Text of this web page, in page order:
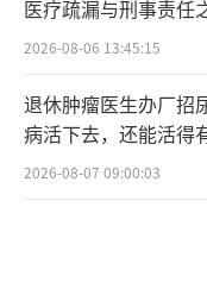
医疗疏漏与刑事责任
2026-08-06 13:45:15
退休肿瘤医生办厂招
病活下去，还能活得
2026-08-07 09:00:03